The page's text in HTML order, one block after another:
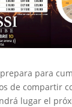
prepara para
de compartir
lugar el